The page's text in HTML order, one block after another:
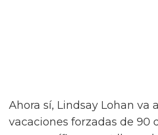
Ahora sí, Lindsay Lohan va
vacaciones forzadas de 90